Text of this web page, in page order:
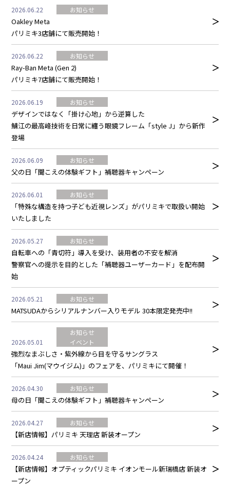
2026.06.22 お知らせ
Oakley Meta
パリミキ3店舗にて販売開始！
2026.06.22 お知らせ
Ray-Ban Meta (Gen 2)
パリミキ7店舗にて販売開始！
2026.06.19 お知らせ
デザインではなく「掛け心地」から逆算した
鯖江の最高峰技術を日常に纏う眼鏡フレーム「style J」から新作
登場
2026.06.09 お知らせ
父の日「聞こえの体験ギフト」補聴器キャンペーン
2026.06.01 お知らせ
「特殊な構造を持つ子ども近視レンズ」がパリミキで取扱い開始
いたしました
2026.05.27 お知らせ
自転車への「青切符」導入を受け、装用者の不安を解消
警察官への提示を目的とした「補聴器ユーザーカード」を配布開
始
2026.05.21 お知らせ
MATSUDAからシリアルナンバー入りモデル 30本限定発売中!!
2026.05.01
お知らせ
イベント
強烈なまぶしさ・紫外線から目を守るサングラス
「Maui Jim(マウイジム)」のフェアを、パリミキにて開催！
2026.04.30 お知らせ
母の日「聞こえの体験ギフト」補聴器キャンペーン
2026.04.27 お知らせ
【新店情報】パリミキ 天理店 新装オープン
2026.04.24 お知らせ
【新店情報】オプティックパリミキ イオンモール新瑞橋店 新装オ
ープン